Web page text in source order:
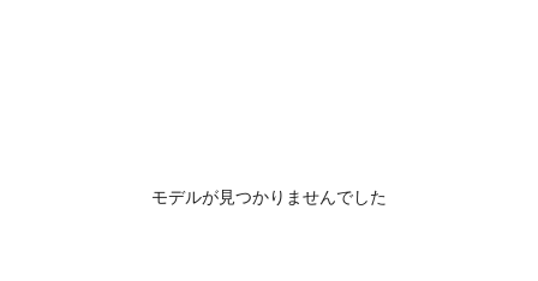
モデルが見つかりませんでした